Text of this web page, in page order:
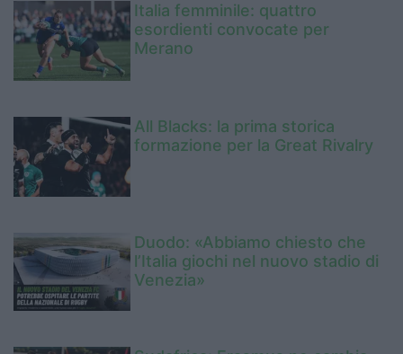
Italia femminile: quattro
esordienti convocate per
Merano
All Blacks: la prima storica
formazione per la Great Rivalry
Duodo: «Abbiamo chiesto che
l’Italia giochi nel nuovo stadio di
Venezia»